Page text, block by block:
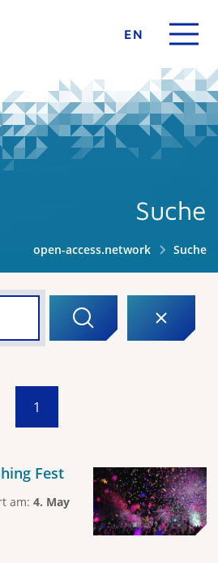
EN
Suche
open-access.network Suche
1
Fest
am: 4. May